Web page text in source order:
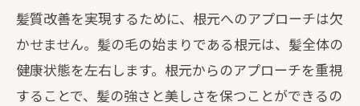
髪質改善を実現するために、根元へのアプローチは欠
かせません。髪の毛の始まりである根元は、髪全体の
健康状態を左右します。根元からのアプローチを重視
することで、髪の強さと美しさを保つことができるの